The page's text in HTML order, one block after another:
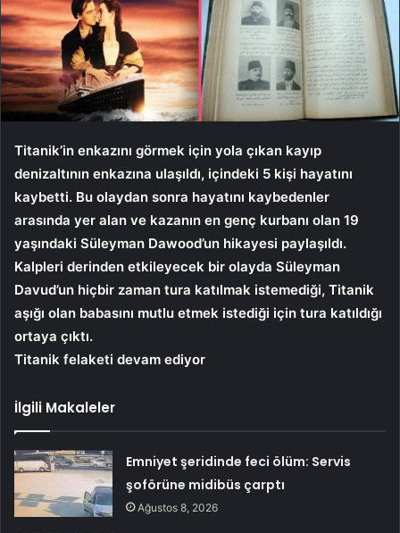
Titanik’in enkazını görmek için yola çıkan kayıp
denizaltının enkazına ulaşıldı, içindeki 5 kişi hayatını
kaybetti. Bu olaydan sonra hayatını kaybedenler
arasında yer alan ve kazanın en genç kurbanı olan 19
yaşındaki Süleyman Dawood’un hikayesi paylaşıldı.
Kalpleri derinden etkileyecek bir olayda Süleyman
Davud’un hiçbir zaman tura katılmak istemediği, Titanik
aşığı olan babasını mutlu etmek istediği için tura katıldığı
ortaya çıktı.
Titanik felaketi devam ediyor
İlgili Makaleler
Emniyet şeridinde feci ölüm: Servis
şoförüne midibüs çarptı
Ağustos 8, 2026